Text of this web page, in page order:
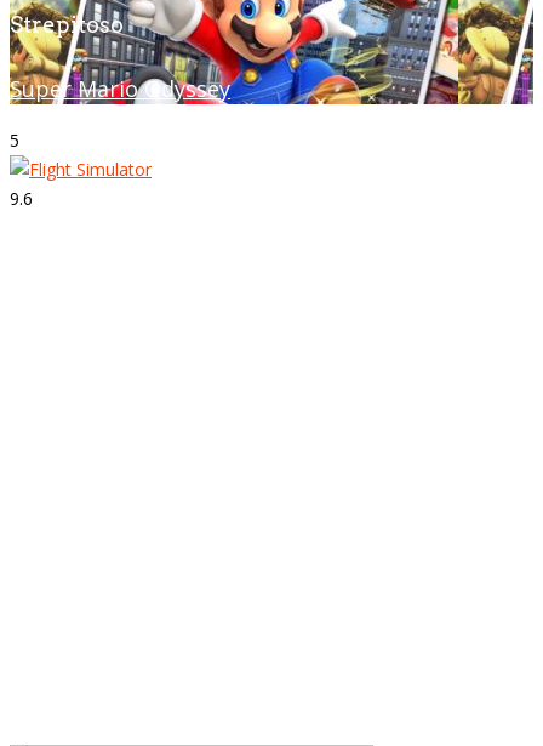
Strepitoso
Super Mario Odyssey
5
9.6